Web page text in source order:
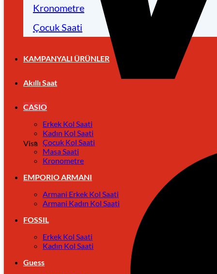
Visa
Kronometre
Çocuk Saati
KAMPANYALI ÜRÜNLER
Akıllı Saat
CASIO
Erkek Kol Saati
Kadın Kol Saati
Çocuk Kol Saati
Masa Saati
Kronometre
EMPORIO ARMANI
Armani Erkek Kol Saati
Armani Kadın Kol Saati
FOSSIL
Erkek Kol Saati
Kadın Kol Saati
Guess